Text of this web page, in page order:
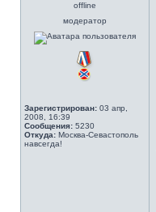
offline
модератор
Зарегистрирован: 03 апр,
2008, 16:39
Сообщения: 5230
Откуда: Москва-Севастополь
навсегда!